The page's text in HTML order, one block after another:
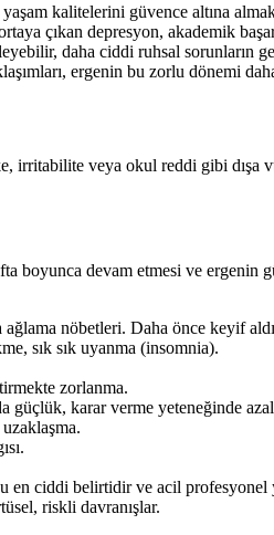
kalitelerini güvence altına
çıkan depresyon, akademik
daha ciddi ruhsal sorunların
ergenin bu zorlu dönemi
veya okul reddi gibi
boyunca devam etmesi ve
nöbetleri. Daha önce keyif
sık sık uyanma (insomnia).
zorlanma.
güçlük, karar verme yeteneğinde
en ciddi belirtidir ve acil profesyonel
riskli davranışlar.